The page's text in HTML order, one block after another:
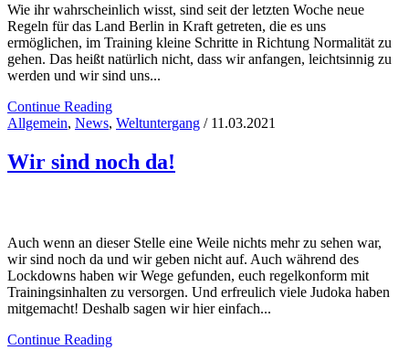
Wie ihr wahrscheinlich wisst, sind seit der letzten Woche neue
Regeln für das Land Berlin in Kraft getreten, die es uns
ermöglichen, im Training kleine Schritte in Richtung Normalität zu
gehen. Das heißt natürlich nicht, dass wir anfangen, leichtsinnig zu
werden und wir sind uns...
Continue Reading
Allgemein, News, Weltuntergang / 11.03.2021
Wir sind noch da!
Auch wenn an dieser Stelle eine Weile nichts mehr zu sehen war,
wir sind noch da und wir geben nicht auf. Auch während des
Lockdowns haben wir Wege gefunden, euch regelkonform mit
Trainingsinhalten zu versorgen. Und erfreulich viele Judoka haben
mitgemacht! Deshalb sagen wir hier einfach...
Continue Reading